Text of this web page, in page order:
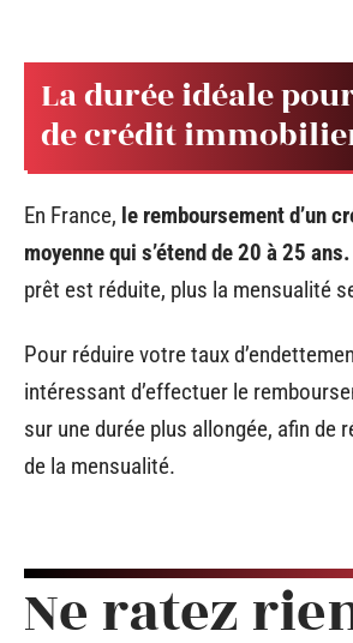
La durée idéale
de crédit
En France, le remboursement d’un
moyenne qui s’étend de 20 à 25 ans.
prêt est réduite, plus la mensualité
Pour réduire votre taux
intéressant d’effectuer le
sur une durée plus allongée, afin de
de la mensualité.
Ne ratez